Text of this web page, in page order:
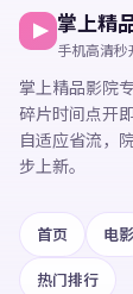
掌上精
手机高清秒
掌上精品影院
碎片时间点开即
自适应省流，
步上新。
首页 电影
热门排行